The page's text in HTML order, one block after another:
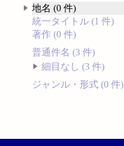
地名 (0 件)
統一タイトル (1 件)
著作 (0 件)
普通件名 (3 件)
細目なし (3 件)
ジャンル・形式 (0 件)